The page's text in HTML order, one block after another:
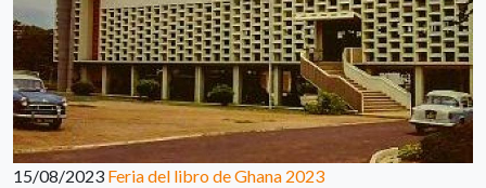
15/08/2023 Feria del libro de Ghana 2023